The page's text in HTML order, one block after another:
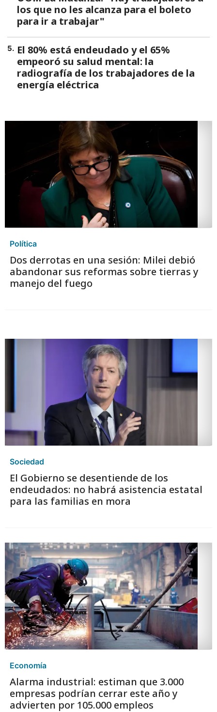
los que no les alcanza para el boleto
para ir a trabajar"
5. El 80% está endeudado y el 65%
empeoró su salud mental: la
radiografía de los trabajadores de la
energía eléctrica
Política
Dos derrotas en una sesión: Milei debió
abandonar sus reformas sobre tierras y
manejo del fuego
Sociedad
El Gobierno se desentiende de los
endeudados: no habrá asistencia estatal
para las familias en mora
Economía
Alarma industrial: estiman que 3.000
empresas podrían cerrar este año y
advierten por 105.000 empleos